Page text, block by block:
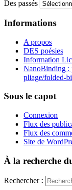
Des passés
Informations
A propos
DES poésies
Information
NanoBinding :
pliage/folded-
Sous le capot
Connexion
Flux des
Flux des
Site de
À la recherche
Rechercher :